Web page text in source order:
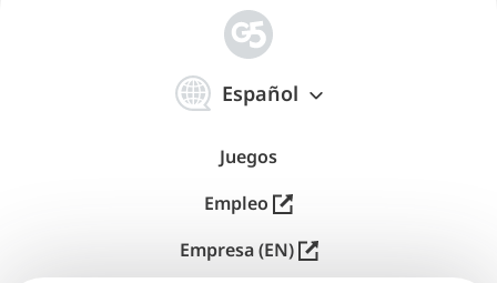
Español
体
中
Juegos
Empleo
Empresa (EN)